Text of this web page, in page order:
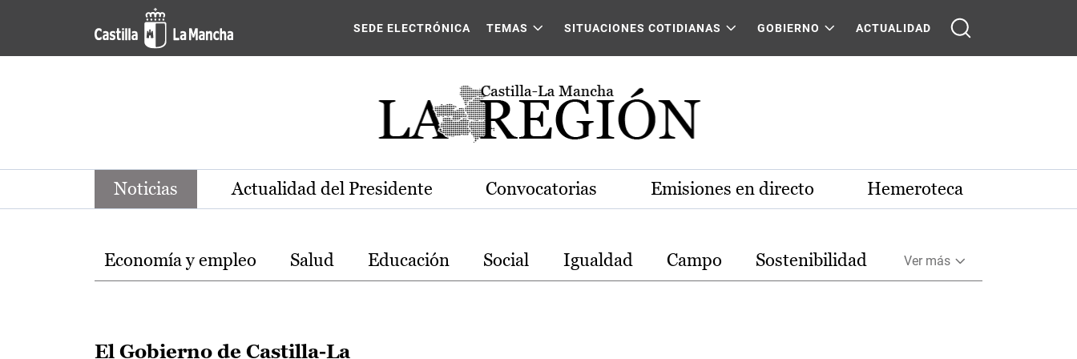
Pasar al contenido principal
Noticias de la región de Castilla-La Mancha
SEDE ELECTRÓNICA TEMAS SITUACIONES COTIDIANAS GOBIERNO ACTUALIDAD
Noticias Actualidad del Presidente Convocatorias Emisiones en directo Hemeroteca
Temas
Economía y empleo Salud Educación Social Igualdad Campo Sostenibilidad Ver más
El Gobierno de Castilla-La